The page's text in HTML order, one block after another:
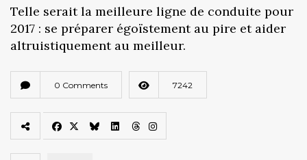
Telle serait la meilleure ligne de conduite pour
2017 : se préparer égoïstement au pire et aider
altruistiquement au meilleur.
0 Comments 7242